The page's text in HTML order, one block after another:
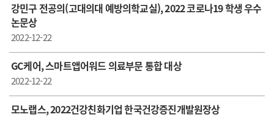
강민구 전공의(고대의대 예방의학교실), 2022 코로나19 학생 우수
논문상
2022-12-22
GC케어, 스마트앱어워드 의료부문 통합 대상
2022-12-22
모노랩스, 2022건강친화기업 한국건강증진개발원장상